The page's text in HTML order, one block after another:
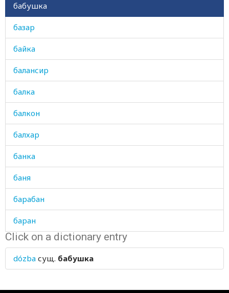
бабушка
базар
байка
балансир
балка
балкон
балхар
банка
баня
барабан
баран
баранина
барбарис
Click on a dictionary entry
dózba сущ. бабушка